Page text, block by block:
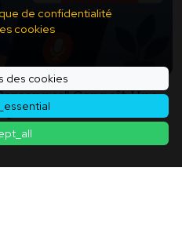
de confidentialité
cookies
des cookies
Connaît Une
De Yoodli, Issue De
De 300 Millions
Pas Transforme